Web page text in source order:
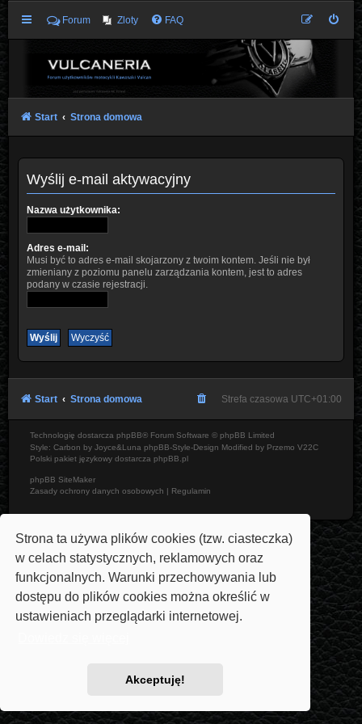
Strona ta używa plików cookies (tzw. ciasteczka)
w celach statystycznych, reklamowych oraz
funkcjonalnych. Warunki przechowywania lub
dostępu do plików cookies można określić w
ustawieniach przeglądarki internetowej.
Akceptuję!
Forum Zloty FAQ
Start Strona domowa
Wyślij e-mail aktywacyjny
Nazwa użytkownika:
Adres e-mail:
Musi być to adres e-mail skojarzony z twoim kontem. Jeśli nie był
zmieniany z poziomu panelu zarządzania kontem, jest to adres
podany w czasie rejestracji.
Start Strona domowa Strefa czasowa UTC+01:00
Technologię dostarcza phpBB® Forum Software © phpBB Limited
Style: Carbon by Joyce&Luna phpBB-Style-Design Modified by Przemo V22C
Polski pakiet językowy dostarcza phpBB.pl
phpBB SiteMaker
Zasady ochrony danych osobowych | Regulamin